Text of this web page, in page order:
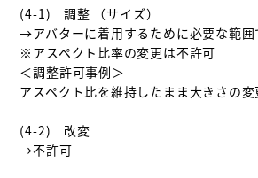
(4-1)　調整 （サイズ）
→アバターに着用するために必要な範囲
※アスペクト比率の変更は不許可
＜調整許可事例＞
アスペクト比を維持したまま大きさの
(4-2)　改変
→不許可